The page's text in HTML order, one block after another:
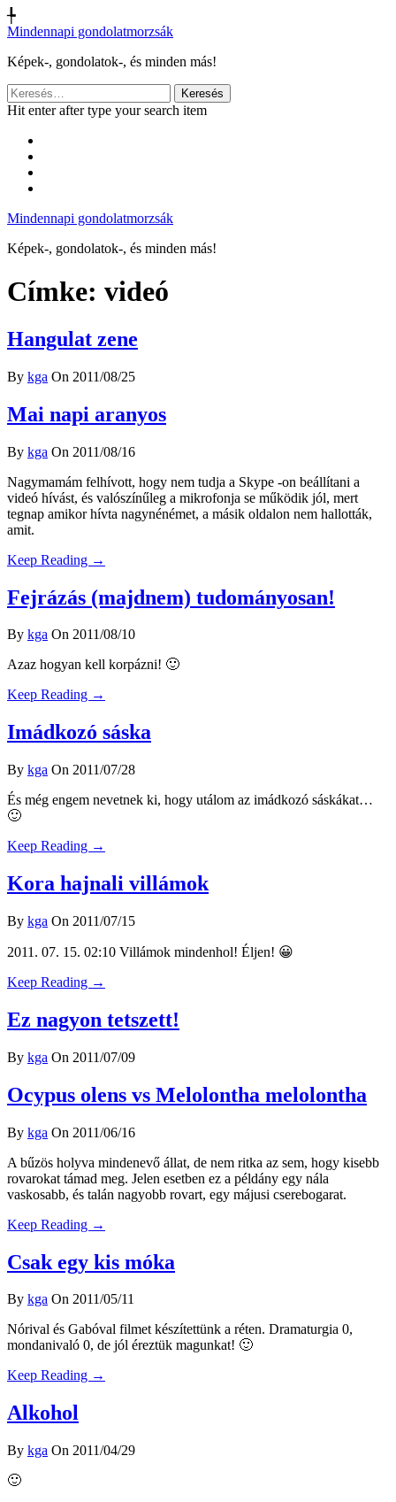
╄
Mindennapi gondolatmorzsák
Képek-, gondolatok-, és minden más!
Keresés:
Hit enter after type your search item
Mindennapi gondolatmorzsák
Képek-, gondolatok-, és minden más!
Címke: videó
Hangulat zene
By kga On 2011/08/25
Mai napi aranyos
By kga On 2011/08/16
Nagymamám felhívott, hogy nem tudja a Skype -on beállítani a
videó hívást, és valószínűleg a mikrofonja se működik jól, mert
tegnap amikor hívta nagynénémet, a másik oldalon nem hallották,
amit.
Keep Reading →
Fejrázás (majdnem) tudományosan!
By kga On 2011/08/10
Azaz hogyan kell korpázni! 🙂
Keep Reading →
Imádkozó sáska
By kga On 2011/07/28
És még engem nevetnek ki, hogy utálom az imádkozó sáskákat…
🙂
Keep Reading →
Kora hajnali villámok
By kga On 2011/07/15
2011. 07. 15. 02:10 Villámok mindenhol! Éljen! 😀
Keep Reading →
Ez nagyon tetszett!
By kga On 2011/07/09
Ocypus olens vs Melolontha melolontha
By kga On 2011/06/16
A bűzös holyva mindenevő állat, de nem ritka az sem, hogy kisebb
rovarokat támad meg. Jelen esetben ez a példány egy nála
vaskosabb, és talán nagyobb rovart, egy májusi cserebogarat.
Keep Reading →
Csak egy kis móka
By kga On 2011/05/11
Nórival és Gabóval filmet készítettünk a réten. Dramaturgia 0,
mondanivaló 0, de jól éreztük magunkat! 🙂
Keep Reading →
Alkohol
By kga On 2011/04/29
🙂